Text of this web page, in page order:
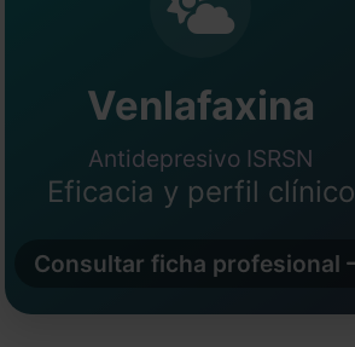
Venlafaxina
Antidepresivo ISRSN
Eficacia y perfil clínico
Consultar ficha profesional